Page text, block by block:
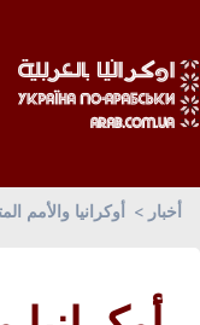
أخبار أوكرانيا والأمم